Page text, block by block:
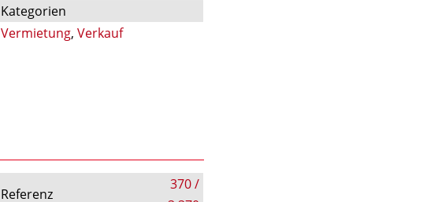
Kategorien
Vermietung,Verkauf
Referenz
370 /